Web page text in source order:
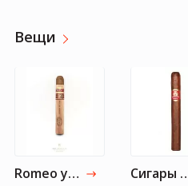
Вещи
Romeo y Julieta Cedros Deluxe LCDH Edition Сигары